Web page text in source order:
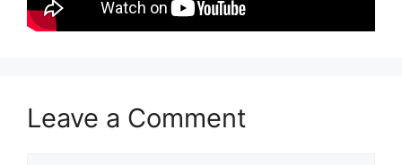
Leave a Comment